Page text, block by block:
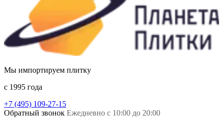
Мы импортируем плитку
c 1995 года
+7 (495) 109-27-15
Обратный звонок Ежедневно с 10:00 до 20:00